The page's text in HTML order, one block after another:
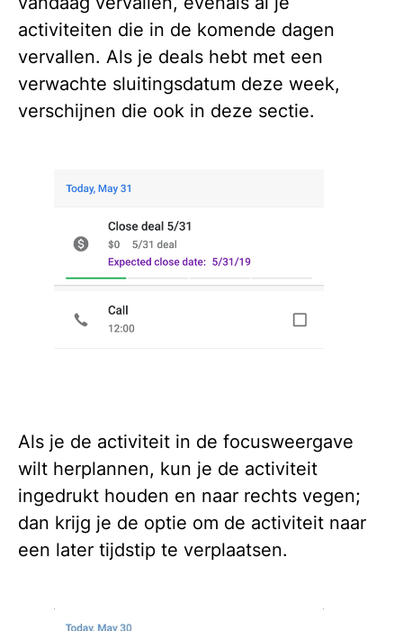
activiteiten die in de komende dagen
vervallen. Als je deals hebt met een
verwachte sluitingsdatum deze week,
verschijnen die ook in deze sectie.
Als je de activiteit in de focusweergave
wilt herplannen, kun je de activiteit
ingedrukt houden en naar rechts vegen;
dan krijg je de optie om de activiteit naar
een later tijdstip te verplaatsen.